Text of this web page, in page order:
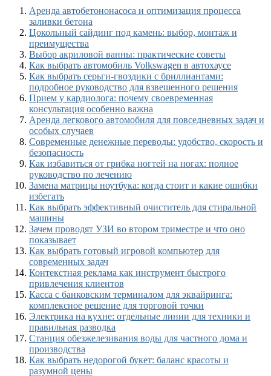
Аренда автобетононасоса и оптимизация процесса
заливки бетона
Цокольный сайдинг под камень: выбор, монтаж и
преимущества
Выбор акриловой ванны: практические советы
Как выбрать автомобиль Volkswagen в автохаусе
Как выбрать серьги-гвоздики с бриллиантами:
подробное руководство для взвешенного решения
Прием у кардиолога: почему своевременная
консультация особенно важна
Аренда легкового автомобиля для повседневных задач и
особых случаев
Современные денежные переводы: удобство, скорость и
безопасность
Как избавиться от грибка ногтей на ногах: полное
руководство по лечению
Замена матрицы ноутбука: когда стоит и какие ошибки
избегать
Как выбрать эффективный очиститель для стиральной
машины
Зачем проводят УЗИ во втором триместре и что оно
показывает
Как выбрать готовый игровой компьютер для
современных задач
Контекстная реклама как инструмент быстрого
привлечения клиентов
Касса с банковским терминалом для эквайринга:
комплексное решение для торговой точки
Электрика на кухне: отдельные линии для техники и
правильная разводка
Станция обезжелезивания воды для частного дома и
производства
Как выбрать недорогой букет: баланс красоты и
разумной цены